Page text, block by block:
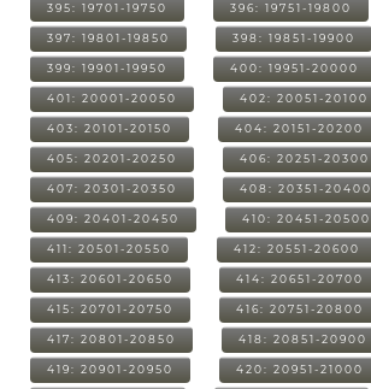
395: 19701-19750 396: 19751-19800
397: 19801-19850 398: 19851-19900
399: 19901-19950 400: 19951-20000
401: 20001-20050 402: 20051-20100
403: 20101-20150 404: 20151-20200
405: 20201-20250 406: 20251-20300
407: 20301-20350 408: 20351-20400
409: 20401-20450 410: 20451-20500
411: 20501-20550 412: 20551-20600
413: 20601-20650 414: 20651-20700
415: 20701-20750 416: 20751-20800
417: 20801-20850 418: 20851-20900
419: 20901-20950 420: 20951-21000